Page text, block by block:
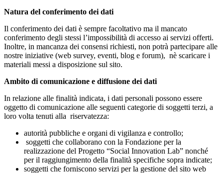
Natura del conferimento dei dati
Il conferimento dei dati è sempre facoltativo ma il mancato
conferimento degli stessi l’impossibilità di accesso ai servizi offerti.
Inoltre, in mancanza dei consensi richiesti, non potrà partecipare alle
nostre iniziative (web survey, eventi, blog e forum), nè scaricare i
materiali messi a disposizione sul sito.
Ambito di comunicazione e diffusione dei dati
In relazione alle finalità indicata, i dati personali possono essere
oggetto di comunicazione alle seguenti categorie di soggetti terzi, a
loro volta tenuti alla riservatezza:
autorità pubbliche e organi di vigilanza e controllo;
soggetti che collaborano con la Fondazione per la
realizzazione del Progetto “Social Innovation Lab” nonché
per il raggiungimento della finalità specifiche sopra indicate;
soggetti che forniscono servizi per la gestione del sito web